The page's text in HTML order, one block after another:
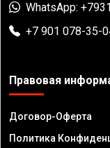
WhatsApp:
+7 901 078-35-
Правовая
Договор-Оферта
Политика